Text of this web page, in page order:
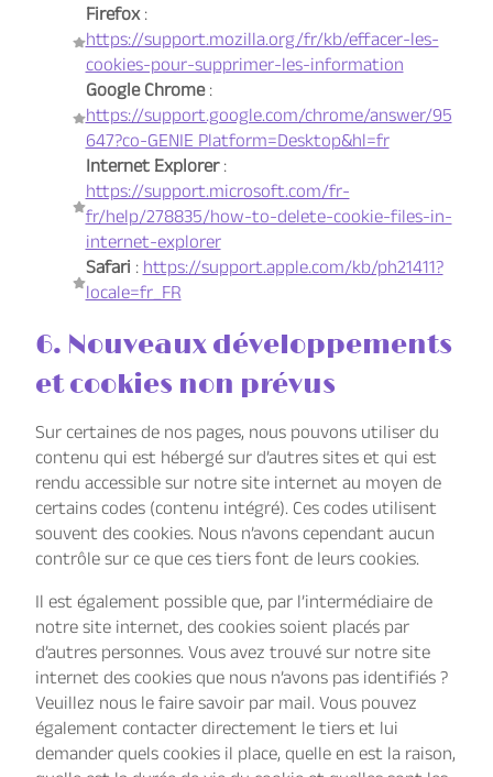
Firefox:
https://support.mozilla.org/fr/kb/effacer-les-
cookies-pour-supprimer-les-information
Google Chrome:
https://support.google.com/chrome/answer/95
647?co-GENIE Platform=Desktop&hl=fr
Internet Explorer:
https://support.microsoft.com/fr-
fr/help/278835/how-to-delete-cookie-files-in-
internet-explorer
Safari :https://support.apple.com/kb/ph21411?
locale=fr_FR
6. Nouveaux développements
et cookies non prévus
Sur certaines de nos pages, nous pouvons utiliser du
contenu qui est hébergé sur d’autres sites et qui est
rendu accessible sur notre site internet au moyen de
certains codes (contenu intégré). Ces codes utilisent
souvent des cookies. Nous n’avons cependant aucun
contrôle sur ce que ces tiers font de leurs cookies.
Il est également possible que, par l’intermédiaire de
notre site internet, des cookies soient placés par
d’autres personnes. Vous avez trouvé sur notre site
internet des cookies que nous n’avons pas identifiés ?
Veuillez nous le faire savoir par mail. Vous pouvez
également contacter directement le tiers et lui
demander quels cookies il place, quelle en est la raison,